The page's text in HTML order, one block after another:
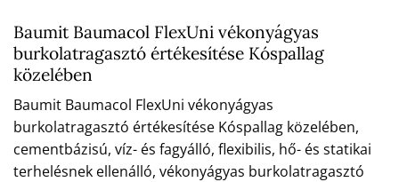
Baumit Baumacol FlexUni vékonyágyas
burkolatragasztó értékesítése Kóspallag
közelében
Baumit Baumacol FlexUni vékonyágyas
burkolatragasztó értékesítése Kóspallag közelében,
cementbázisú, víz- és fagyálló, flexibilis, hő- és statikai
terhelésnek ellenálló, vékonyágyas burkolatragasztó